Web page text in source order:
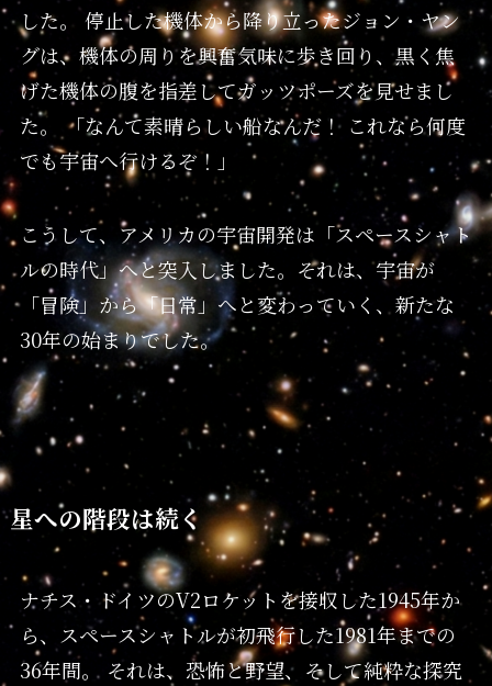
した。 停止した機体から降り立ったジョン・ヤン
グは、機体の周りを興奮気味に歩き回り、黒く焦
げた機体の腹を指差してガッツポーズを見せまし
た。 「なんて素晴らしい船なんだ！ これなら何度
でも宇宙へ行けるぞ！」
こうして、アメリカの宇宙開発は「スペースシャト
ルの時代」へと突入しました。それは、宇宙が
「冒険」から「日常」へと変わっていく、新たな
30年の始まりでした。
星への階段は続く
ナチス・ドイツのV2ロケットを接収した1945年か
ら、スペースシャトルが初飛行した1981年までの
36年間。 それは、恐怖と野望、そして純粋な探究